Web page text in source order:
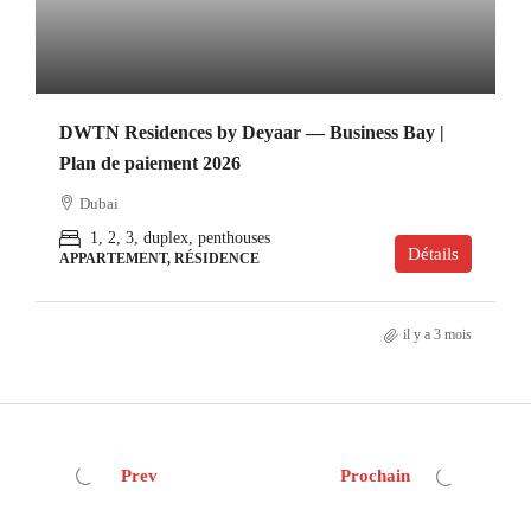
DWTN Residences by Deyaar — Business Bay |
Plan de paiement 2026
Dubai
1, 2, 3, duplex, penthouses
APPARTEMENT, RÉSIDENCE Détails
il y a 3 mois
Prev Prochain